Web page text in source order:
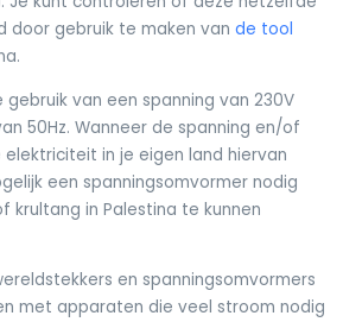
door gebruik te maken van de tool
gebruik van een spanning van 230V
50Hz. Wanneer de spanning en/of
in je eigen land hiervan
een spanningsomvormer nodig
krultang in Palestina te kunnen
en spanningsomvormers
met apparaten die veel stroom nodig